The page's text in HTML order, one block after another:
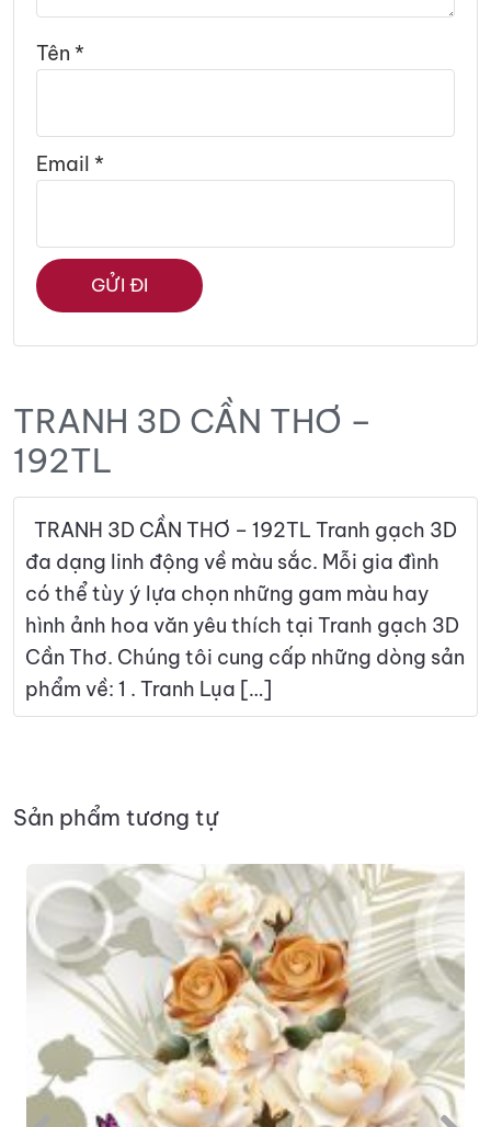
Tên *
Email *
TRANH 3D CẦN THƠ –
192TL
TRANH 3D CẦN THƠ – 192TL Tranh gạch 3D
đa dạng linh động về màu sắc. Mỗi gia đình
có thể tùy ý lựa chọn những gam màu hay
hình ảnh hoa văn yêu thích tại Tranh gạch 3D
Cần Thơ. Chúng tôi cung cấp những dòng sản
phẩm về: 1 . Tranh Lụa […]
Sản phẩm tương tự